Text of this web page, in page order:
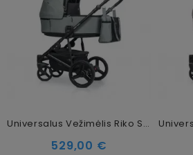
Universalus Vežimėlis Riko Senso 2in1 Lagoon
529,00 €